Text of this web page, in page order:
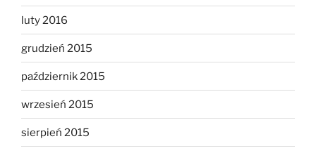
luty 2016
grudzień 2015
październik 2015
wrzesień 2015
sierpień 2015